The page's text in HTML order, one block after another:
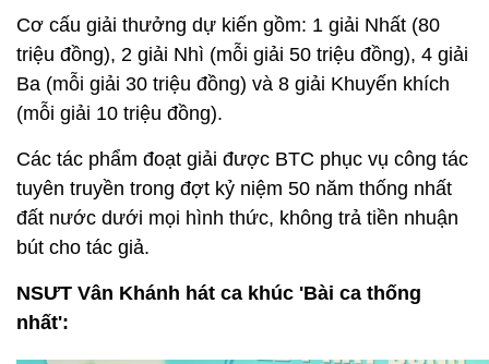
Cơ cấu giải thưởng dự kiến gồm: 1 giải Nhất (80
triệu đồng), 2 giải Nhì (mỗi giải 50 triệu đồng), 4 giải
Ba (mỗi giải 30 triệu đồng) và 8 giải Khuyến khích
(mỗi giải 10 triệu đồng).
Các tác phẩm đoạt giải được BTC phục vụ công tác
tuyên truyền trong đợt kỷ niệm 50 năm thống nhất
đất nước dưới mọi hình thức, không trả tiền nhuận
bút cho tác giả.
NSƯT Vân Khánh hát ca khúc 'Bài ca thống
nhất':